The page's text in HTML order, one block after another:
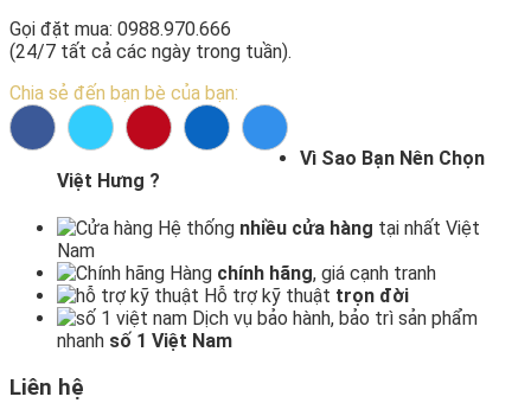
Gọi đặt mua: 0988.970.666
(24/7 tất cả các ngày trong tuần).
Chia sẻ đến bạn bè của bạn:
Vì Sao Bạn Nên Chọn
Việt Hưng ?
Hệ thống nhiều cửa hàng tại nhất Việt
Nam
Hàng chính hãng, giá cạnh tranh
Hỗ trợ kỹ thuật trọn đời
Dịch vụ bảo hành, bảo trì sản phẩm
nhanh số 1 Việt Nam
Liên hệ